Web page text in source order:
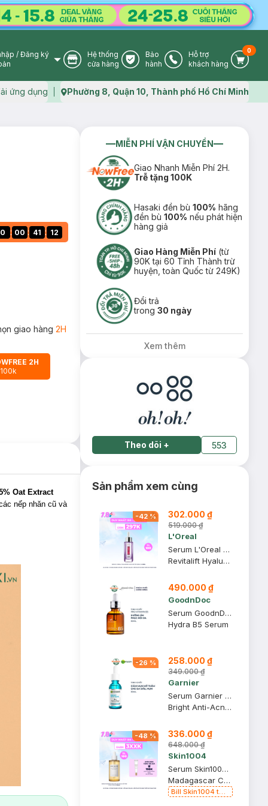
User Icon
/ Đăng ký
Store Icon
Hệ thống
cửa hàng
Warranty Icon
Bảo
hành
Phone Icon
Hỗ trợ
khách hàng
Cart
0
ứng dụng Map icon
Phường 8, Quận 10, Thành phố Hồ Chí Minh
0 : 00 : 41 : 11
giao hàng 2H
2H
Oat Extract
nếp nhăn cũ và
MIỄN PHÍ VẬN CHUYỂN
Giao Nhanh Miễn Phí 2H.
Trễ tặng 100K
Hasaki đền bù100% hãng
đền bù100% nếu phát hiện
hàng giả
Giao Hàng Miễn Phí (từ
90K tại 60 Tỉnh Thành trừ
huyện, toàn Quốc từ 249K)
Đổi trả
trong30 ngày
Xem thêm
Theo dõi + 553
Sản phẩm xem cùng
-42% 302.000 ₫
519.000 ₫
L'Oreal
Serum L'Oreal Hyaluronic Acid Cấp Ẩm Sáng Da 30ml
Revitalift Hyaluronic Acid 1.5% Hyaluron Serum
490.000 ₫
GoodnDoc
Serum GoodnDoc Dưỡng Ẩm, Hỗ Trợ Phục Hồi Da 30ml
Hydra B5 Serum
-26 % 258.000 ₫
349.000 ₫
Garnier
Serum Garnier Giảm Mụn Mờ Thâm Cho Da Dầu, Mụn 30ml
Bright Anti-Acne Booster Serum
-48 % 336.000 ₫
648.000 ₫
Skin1004
Serum Skin1004 Rau Má Làm Dịu & Hỗ Trợ Phục Hồi Da 100ml
Madagascar Centella Ampoule
Bill Skin1004 từ